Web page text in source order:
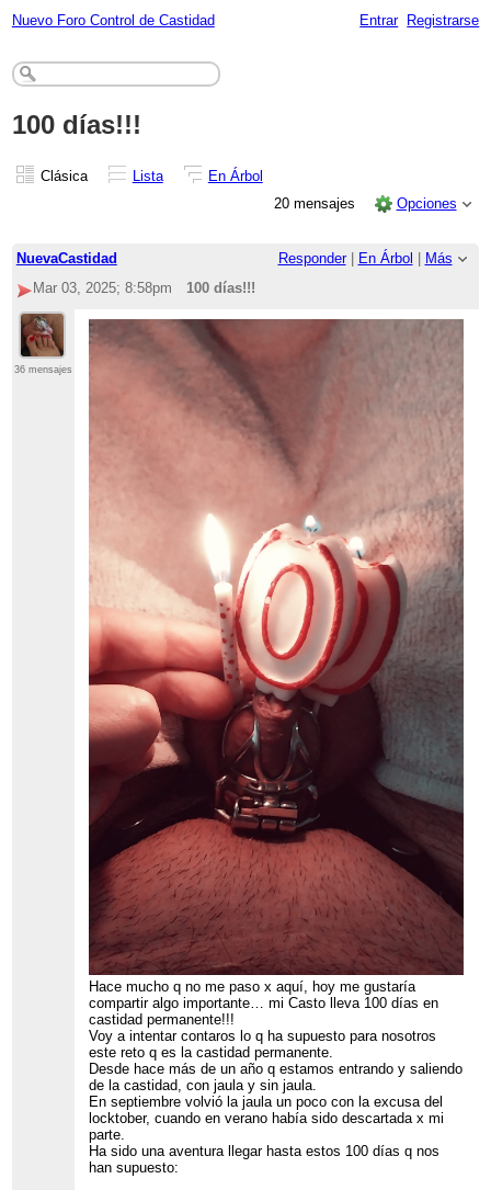
Nuevo Foro Control de Castidad Entrar Registrarse
100 días!!!
Clásica Lista
En Árbol
20 mensajes
Opciones
NuevaCastidad Responder| En Árbol
Más
Mar 03, 2025; 8:58pm
100 días!!!
36 mensajes
Hace mucho q no me paso x aquí, hoy me gustaría
compartir algo importante… mi Casto lleva 100 días en
castidad permanente!!!
Voy a intentar contaros lo q ha supuesto para nosotros
este reto q es la castidad permanente.
Desde hace más de un año q estamos entrando y saliendo
de la castidad, con jaula y sin jaula.
En septiembre volvió la jaula un poco con la excusa del
locktober, cuando en verano había sido descartada x mi
parte.
Ha sido una aventura llegar hasta estos 100 días q nos
han supuesto: